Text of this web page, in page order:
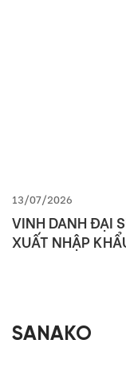
13/07/2026
VINH DANH ĐẠI
XUẤT NHẬP
SANAKO